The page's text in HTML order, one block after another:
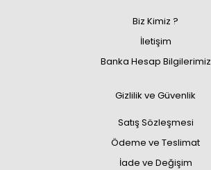
Biz Kimiz ?
İletişim
Banka Hesap Bilgilerimiz
Gizlilik ve Güvenlik
Satış Sözleşmesi
Ödeme ve Teslimat
İade ve Değişim